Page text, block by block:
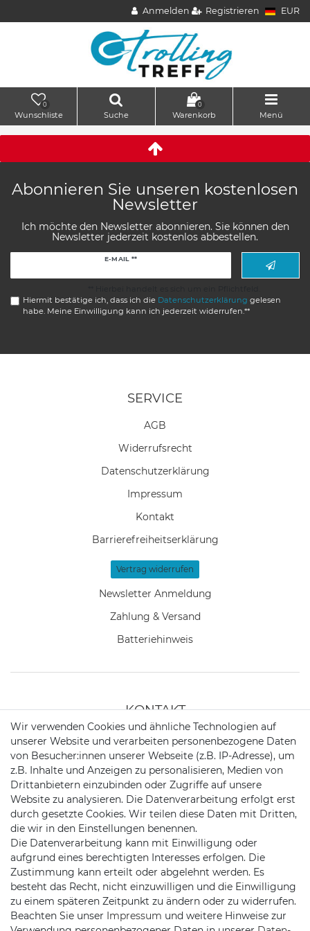
Anmelden Registrieren EUR
0
Wunschliste Suche
0
Warenkorb Menü
Abonnieren Sie unseren kostenlosen
Newsletter
Ich möchte den Newsletter abonnieren. Sie können den
Newsletter jederzeit kostenlos abbestellen.
E-MAIL **
Hiermit bestätige ich, dass ich die Daten­schutz­erklärung gelesen
habe. Meine Einwilligung kann ich jederzeit widerrufen.**
SERVICE
AGB
Widerrufs­recht
Daten­schutz­erklärung
Impressum
Kontakt
Barrierefreiheitserklärung
Vertrag widerrufen
Newsletter Anmeldung
Zahlung & Versand
Batteriehinweis
KONTAKT
Telefon:+49 176 24909451
Mail:mail@trollingtreff.de
Wir verwenden Cookies und ähnliche Technologien auf
unserer Website und verarbeiten personenbezogene Daten
von Besucher:innen unserer Webseite (z.B. IP-Adresse), um
z.B. Inhalte und Anzeigen zu personalisieren, Medien von
Drittanbietern einzubinden oder Zugriffe auf unsere
Website zu analysieren. Die Datenverarbeitung erfolgt erst
durch gesetzte Cookies. Wir teilen diese Daten mit Dritten,
die wir in den Einstellungen benennen.
Die Datenverarbeitung kann mit Einwilligung oder
aufgrund eines berechtigten Interesses erfolgen. Die
Zustimmung kann erteilt oder abgelehnt werden. Es
besteht das Recht, nicht einzuwilligen und die Einwilligung
zu einem späteren Zeitpunkt zu ändern oder zu widerrufen.
Beachten Sie unser Impressum und weitere Hinweise zur